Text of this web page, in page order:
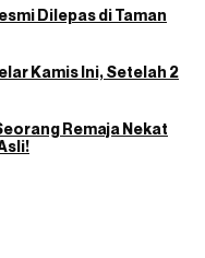
Dilepas di Taman
Kamis Ini, Setelah 2
Remaja Nekat